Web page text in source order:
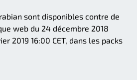
sont disponibles contre de
web du 24 décembre 2018
2019 16:00 CET, dans les packs